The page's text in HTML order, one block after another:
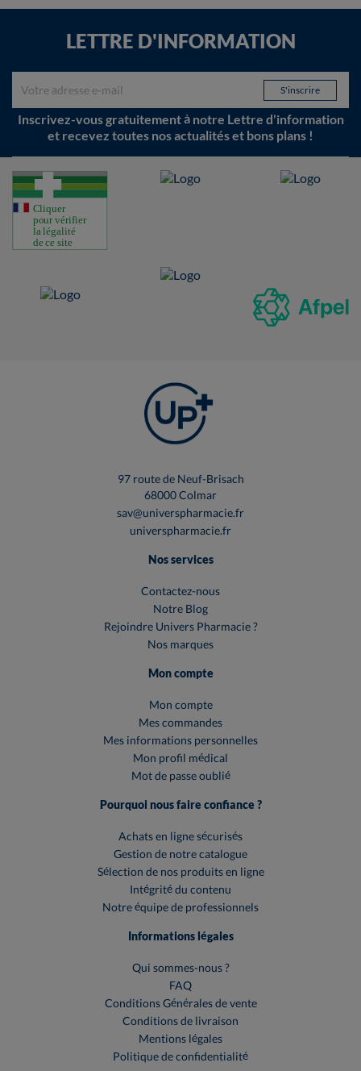
LETTRE D'INFORMATION
Inscrivez-vous gratuitement à notre Lettre d'information
et recevez toutes nos actualités et bons plans !
97 route de Neuf-Brisach
68000 Colmar
sav@universpharmacie.fr
universpharmacie.fr
Nos services
Contactez-nous
Notre Blog
Rejoindre Univers Pharmacie ?
Nos marques
Mon compte
Mon compte
Mes commandes
Mes informations personnelles
Mon profil médical
Mot de passe oublié
Pourquoi nous faire confiance ?
Achats en ligne sécurisés
Gestion de notre catalogue
Sélection de nos produits en ligne
Intégrité du contenu
Notre équipe de professionnels
Informations légales
Qui sommes-nous ?
FAQ
Conditions Générales de vente
Conditions de livraison
Mentions légales
Politique de confidentialité